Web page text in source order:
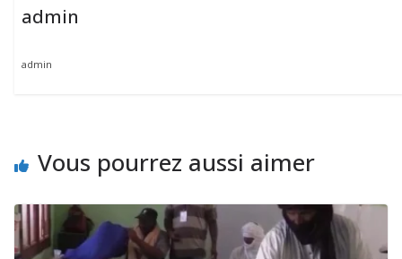
admin
admin
Vous pourrez aussi aimer